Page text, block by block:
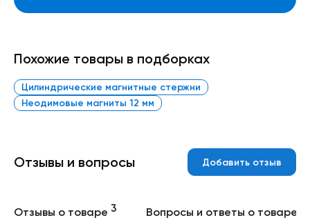
Похожие товары в подборках
Цилиндрические магнитные стержни
Неодимовые магниты 12 мм
Отзывы и вопросы Добавить отзыв
Отзывы о товаре 3 Вопросы и ответы о товаре